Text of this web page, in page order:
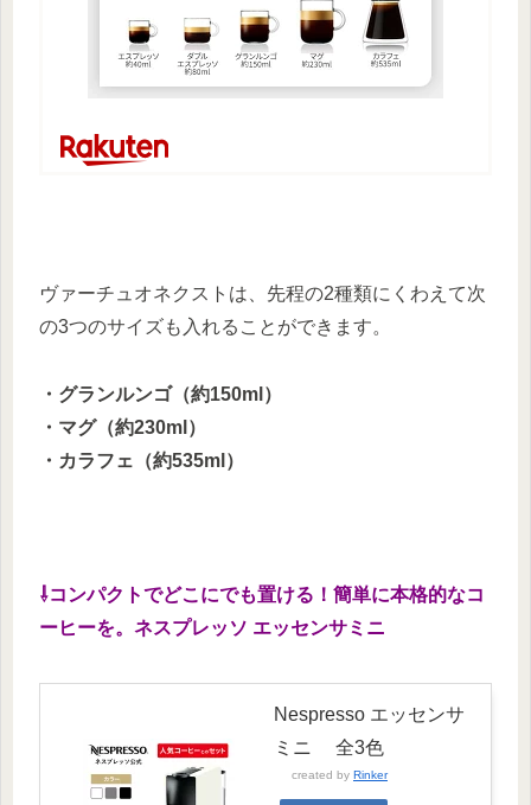
ヴァーチュオネクストは、先程の2種類にくわえて次
の3つのサイズも入れることができます。
・グランルンゴ（約150ml）
・マグ（約230ml）
・カラフェ（約535ml）
⇩コンパクトでどこにでも置ける！簡単に本格的なコ
ーヒーを。ネスプレッソ エッセンサミニ
Nespresso エッセンサ
ミニ 全3色
created by Rinker